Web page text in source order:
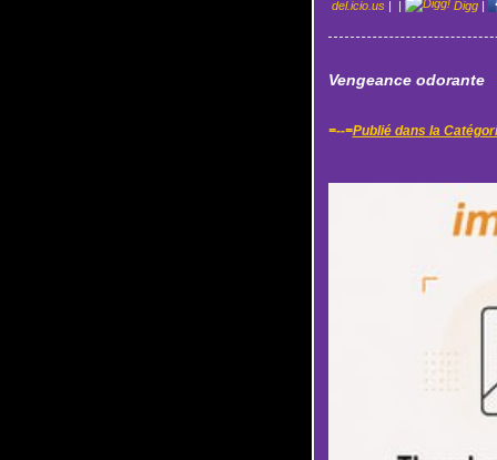
del.icio.us | | Digg|
Vengeance odorante
=--=Publié dans la